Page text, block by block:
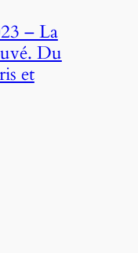
– La
Du
et